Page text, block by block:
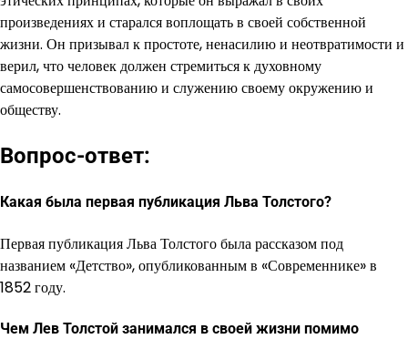
произведениях и старался воплощать в своей собственной
жизни. Он призывал к простоте, ненасилию и неотвратимости и
верил, что человек должен стремиться к духовному
самосовершенствованию и служению своему окружению и
обществу.
Вопрос-ответ:
Какая была первая публикация Льва Толстого?
Первая публикация Льва Толстого была рассказом под
названием «Детство», опубликованным в «Современнике» в
1852 году.
Чем Лев Толстой занимался в своей жизни помимо